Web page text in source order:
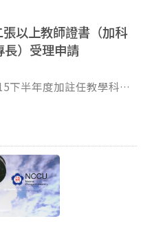
度完成教育實習之本校師
順心 國立政治大學師資培育中心 敬上
張以上教師證書（加科
）受理申請
下半年度加註任教學科、
請資格（須
）已領有教師證書、欲申
證書者。 （二）已修畢中
二、受理申請對
甄選錄取之師培生。 ※本
逕洽教育學系辦公室。
錄取之師資生（請務必先
式：